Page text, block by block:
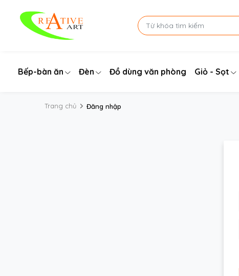
Bếp-bàn ăn Đèn Đồ dùng văn phòng Giỏ - Sọt
Trang chủ Đăng nhập